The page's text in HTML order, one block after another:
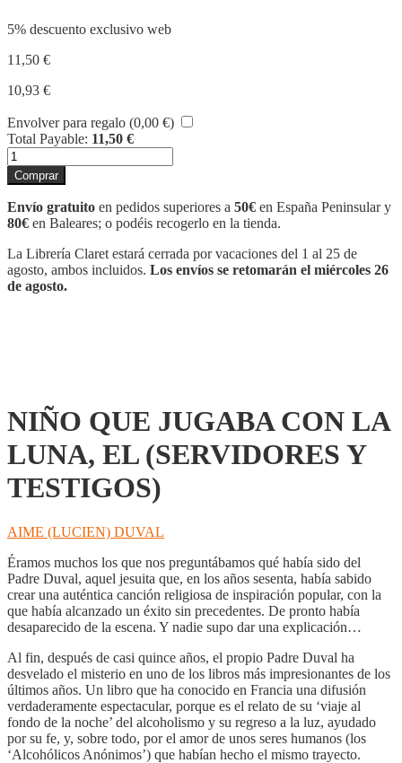
5% descuento exclusivo web
11,50 €
10,93 €
Envolver para regalo (0,00 €)
Total Payable: 11,50 €
NIÑO
QUE
JUGABA
CON
LA
EL
(SERVIDORES
Y
Comprar
Envío gratuito en pedidos superiores a 50€ en España Peninsular y
80€ en Baleares; o podéis recogerlo en la tienda.
La Librería Claret estará cerrada por vacaciones del 1 al 25 de
agosto, ambos incluidos. Los envíos se retomarán el miércoles 26
de agosto.
NIÑO QUE JUGABA CON LA
LUNA, EL (SERVIDORES Y
TESTIGOS)
AIME (LUCIEN) DUVAL
Éramos muchos los que nos preguntábamos qué había sido del
Padre Duval, aquel jesuita que, en los años sesenta, había sabido
crear una auténtica canción religiosa de inspiración popular, con la
que había alcanzado un éxito sin precedentes. De pronto había
desaparecido de la escena. Y nadie supo dar una explicación…
Al fin, después de casi quince años, el propio Padre Duval ha
desvelado el misterio en uno de los libros más impresionantes de los
últimos años. Un libro que ha conocido en Francia una difusión
verdaderamente espectacular, porque es el relato de su ‘viaje al
fondo de la noche’ del alcoholismo y su regreso a la luz, ayudado
por su fe, y, sobre todo, por el amor de unos seres humanos (los
‘Alcohólicos Anónimos’) que habían hecho el mismo trayecto.